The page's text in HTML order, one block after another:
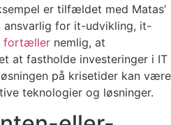
er tilfældet med Matas’
ansvarlig for it-udvikling, it-
fortæller nemlig, at
at fastholde investeringer i IT
på krisetider kan være
teknologier og løsninger.